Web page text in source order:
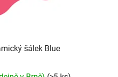
šálek Blue